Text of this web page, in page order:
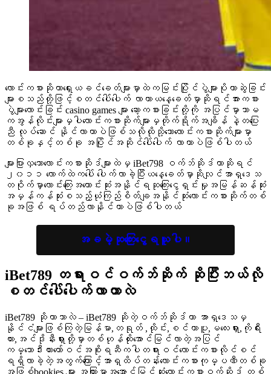
လောင်းကစားဆိုတာရှေးယခင်ခေတ်များမှာထဲကမြင်းပြိုင်ပွဲများပိုကာဆွဲခြင်း
များစသည်တို့ဖြင့်စတင်ပေါ်ပေါက် လာကာယနေ့ခေတ်မှာဆိုရင်အားကစား
ပွဲများလောင်းခြင်း casino games များ ဆော့ကစားခြင်းတို့ကို အပြင်မှာသာမ
ကအွန်လိုင်းများမှပါလောင်းကစားဆိုက်များမှတိုက်ရိုက်အချိန် နဲ့တပြေး
ညီ လုပ်ဆောင် နိုင်လာတာပဲဖြစ်သလိုထိုသို့သောလောင်းကစားဆိုက်များမှာ
တစ်ခုနှင့်တစ်ခု အပြိုင်အဆိုင်ပေါ်ပေါက် လာတာပဲဖြစ်ပါတယ်
များပြားလှသောလောင်းကစားဆိုဒ်များထဲမှ iBet798 ဝက်ဘ်ဆိုဒ်ဟာဆိုရင်
၂၀၁၁ လောက်ထဲကပေါ် ပေါက်လာခဲ့ပြီးယနေ့ခေတ်မှာဆိုလျင်အာရှဒေသ
တဝိုက်မှာလောင်းကြေးအကောင်းဆုံးအနိုင်ရဆုကြေးငွေရှင်းမှုအမြန်ဆန်ဆုံး
အမှန်ကန်ဆုံးစသည့်ယုံကြည်စိတ်ချအနိုင်ဆုံးလောင်းကစားဆိုက်တစ်
ခုအဖြစ် ရပ်တည်လာနိုင်တာပဲဖြစ်ပါတယ်
အခမဲ့ဆုကြေးငွေရယူပါ။
iBet789 တရားဝင်ဝက်ဘ်ဆိုက်ဆိုပြီးဘယ်လို
စတင်ပေါ်ပေါက်လာတာလဲ
iBet789 ဆိုတာဘာလဲ – iBet789 ဆိုတဲ့ဝက်ဘ်ဆိုဒ်ဟာ အာရှဒေသမှ
နိုင်ငံများဖြစ်ကြတဲ့မြန်မာ,တရုတ် ,ထိုင်း,စင်ကာပူ,မလေးရှား,ကိုရီး
ယား,အင်ဒိုနီးရှားတို့မှာတစ်ဟုန်ထိုးအောင်မြင်လာတဲ့အပြင်
ကမ္ဘောဒီးယားတော်ဝင်အစိုးရဆီကပါတရားဝင်လောင်းကစားလိုင်စင်
ရရှိလာခဲ့တဲ့အတွက်ကြောင့်အာရှထိပ်တန်းလောင်းကစားကုမ္ပဏီတစ်ခု
အဖြစ်bookies များ အကြားမှာအအောင်မြင်ဆုံးလောင်းကစားဝက်ဆိုဒ် တစ်